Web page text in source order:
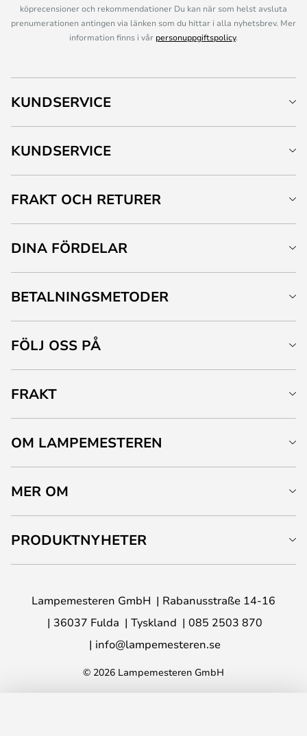
köprecensioner och rekommendationer Du kan när som helst avsluta
prenumerationen antingen via länken som du hittar i alla nyhetsbrev. Mer
information finns i vår personuppgiftspolicy.
KUNDSERVICE
KUNDSERVICE
FRAKT OCH RETURER
DINA FÖRDELAR
BETALNINGSMETODER
FÖLJ OSS PÅ
FRAKT
OM LAMPEMESTEREN
MER OM
PRODUKTNYHETER
Lampemesteren GmbH
Rabanusstraße 14-16
36037 Fulda
Tyskland
085 2503 870
info@lampemesteren.se
© 2026 Lampemesteren GmbH